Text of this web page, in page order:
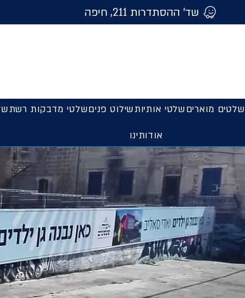
שד' ההסתדרות 211, חיפה
שלטים מוארים שלטי אותיותשילוט פניםשלטי מדבקות רשת
אודותינו